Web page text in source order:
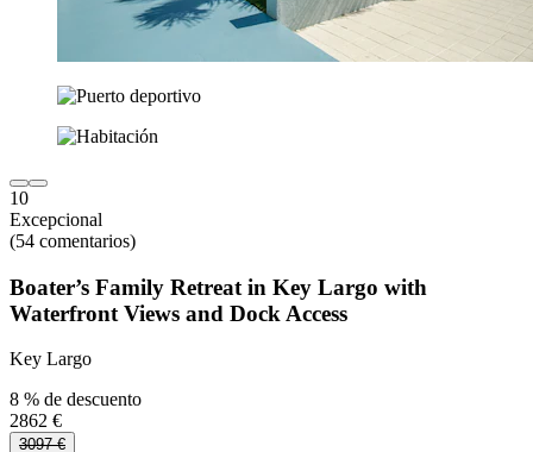
10
Excepcional
(54 comentarios)
Boater’s Family Retreat in Key Largo with
Waterfront Views and Dock Access
Key Largo
8 % de descuento
2862 €
3097 €